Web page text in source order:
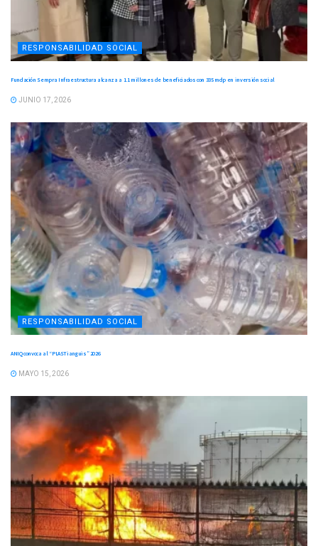
RESPONSABILIDAD SOCIAL
Fundación Sempra Infraestructura alcanza a 1.1 millones de beneficiados con 335 mdp en inversión social
JUNIO 17, 2026
RESPONSABILIDAD SOCIAL
ANIQ convoca al “PLASTianguis” 2026
MAYO 15, 2026